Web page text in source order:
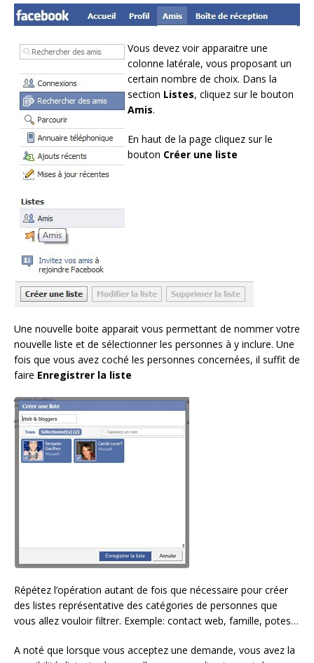
Vous devez voir apparaitre une
colonne latérale, vous proposant un
certain nombre de choix. Dans la
section Listes, cliquez sur le bouton
Amis.
En haut de la page cliquez sur le
bouton Créer une liste
Une nouvelle boite apparait vous permettant de nommer votre
nouvelle liste et de sélectionner les personnes à y inclure. Une
fois que vous avez coché les personnes concernées, il suffit de
faire Enregistrer la liste
Répétez l’opération autant de fois que nécessaire pour créer
des listes représentative des catégories de personnes que
vous allez vouloir filtrer. Exemple: contact web, famille, potes…
A noté que lorsque vous acceptez une demande, vous avez la